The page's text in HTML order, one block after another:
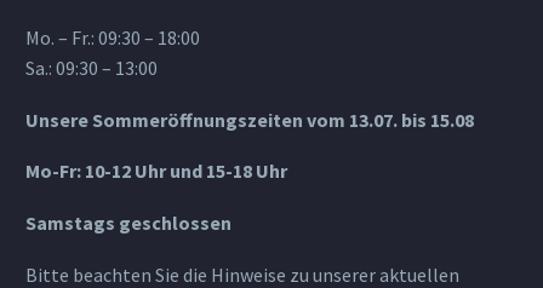
Mo. – Fr.: 09:30 – 18:00
Sa.: 09:30 – 13:00
Unsere Sommeröffnungszeiten vom 13.07. bis 15.08
Mo-Fr: 10-12 Uhr und 15-18 Uhr
Samstags geschlossen
Bitte beachten Sie die Hinweise zu unserer aktuellen